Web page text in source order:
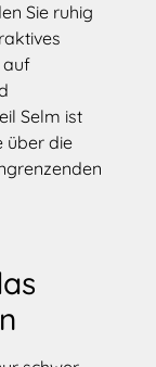
Sie ruhig
auf
Selm ist
über die